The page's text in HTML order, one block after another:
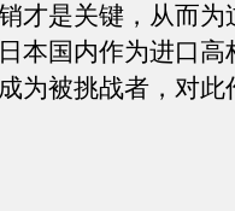
才是关键，从而为
本国内作为进口高
为被挑战者，对此